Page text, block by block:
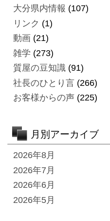
大分県内情報 (107)
リンク (1)
動画 (21)
雑学 (273)
質屋の豆知識(91)
社長のひとり言(266)
お客様からの声(225)
月別アーカイブ
2026年8月
2026年7月
2026年6月
2026年5月